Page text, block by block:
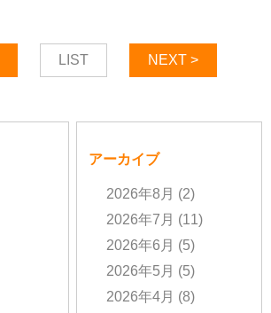
LIST NEXT >
アーカイブ
2026年8月 (2)
2026年7月 (11)
2026年6月 (5)
2026年5月 (5)
2026年4月 (8)